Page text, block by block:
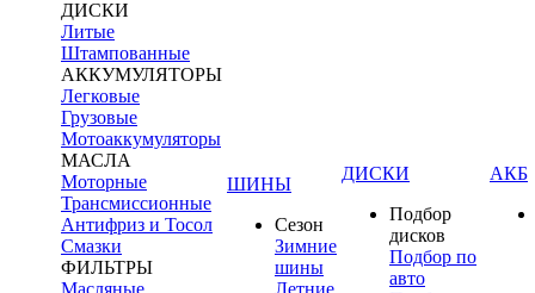
ДИСКИ
Литые
Штампованные
АККУМУЛЯТОРЫ
Легковые
Грузовые
Мотоаккумуляторы
МАСЛА
Моторные
Трансмиссионные
Антифриз и Тосол
Смазки
ФИЛЬТРЫ
Масляные
ШИНЫ
Сезон
Зимние
шины
Летние
ДИСКИ
Подбор
дисков
Подбор по
авто
АКБ